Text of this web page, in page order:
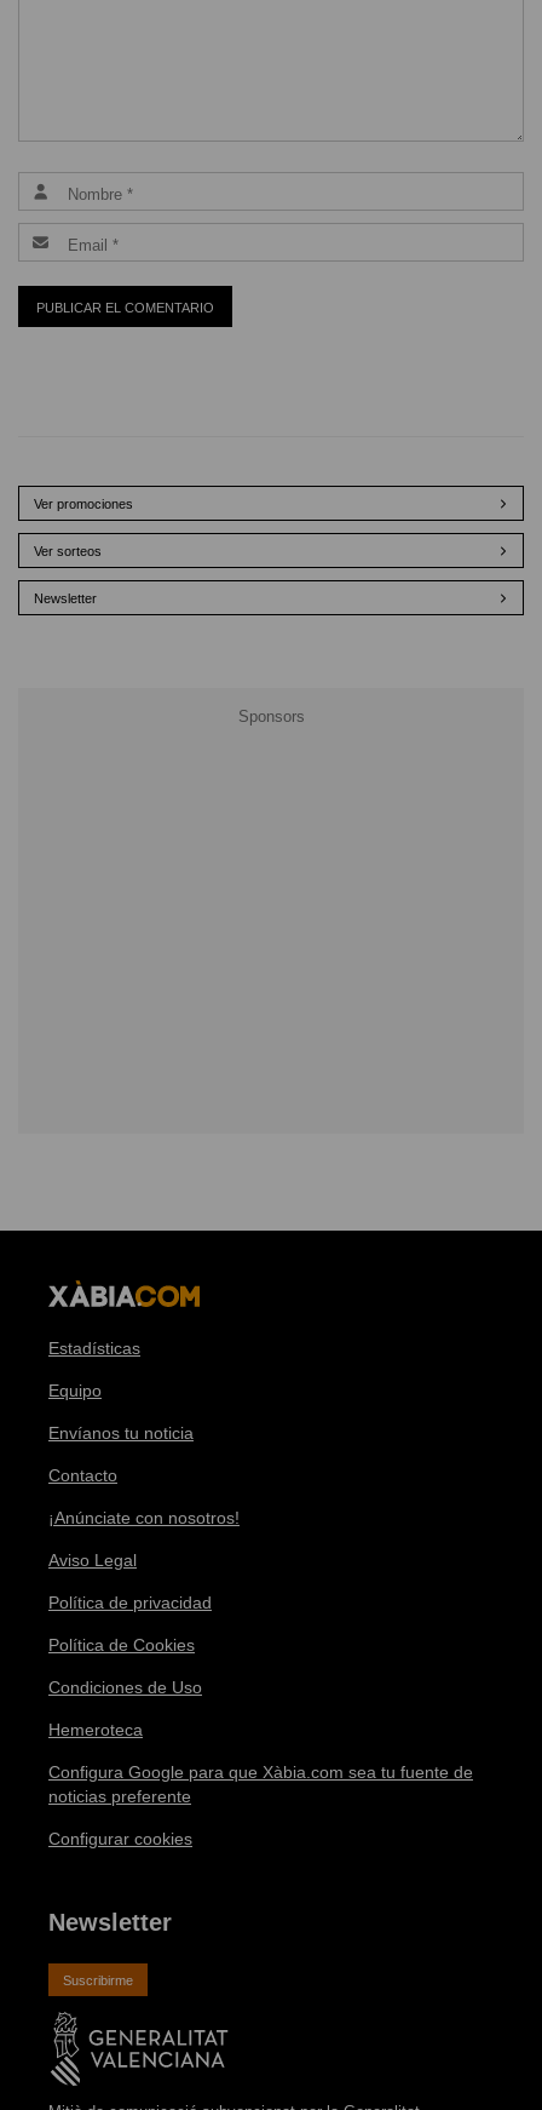
Ver promociones
Ver sorteos
Newsletter
Estadísticas
Equipo
Envíanos tu noticia
Contacto
¡Anúnciate con nosotros!
Aviso Legal
Política de privacidad
Política de Cookies
Condiciones de Uso
Hemeroteca
Configura Google para que Xàbia.com sea tu fuente de
noticias preferente
Configurar cookies
Newsletter
Suscribirme